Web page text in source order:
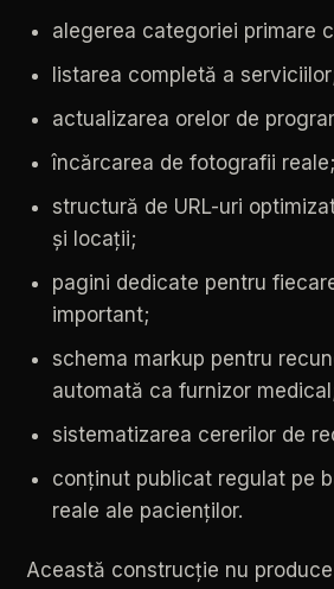
alegerea categoriei primare
listarea completă a
actualizarea orelor de
încărcarea de fotografii reale;
structură de URL-uri
și locații;
pagini dedicate pentru
important;
schema markup pentru
automată ca furnizor
sistematizarea cererilor de
conținut publicat regulat pe
reale ale pacienților.
Această construcție nu produce